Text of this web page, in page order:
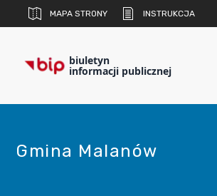
MAPA STRONY INSTRUKCJA
biuletyn
informacji publicznej
Gmina Malanów